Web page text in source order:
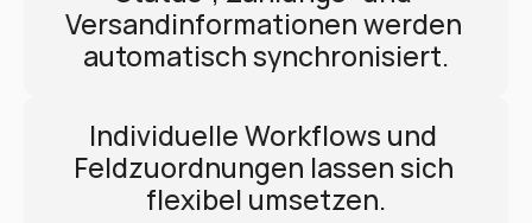
Versandinformationen werden
automatisch synchronisiert.
Individuelle Workflows und
Feldzuordnungen lassen sich
flexibel umsetzen.